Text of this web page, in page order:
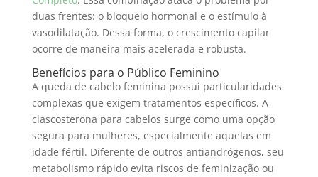
duas frentes: o bloqueio hormonal e o estímulo à
vasodilatação. Dessa forma, o crescimento capilar
ocorre de maneira mais acelerada e robusta.
Benefícios para o Público Feminino
A queda de cabelo feminina possui particularidades
complexas que exigem tratamentos específicos. A
clascosterona para cabelos surge como uma opção
segura para mulheres, especialmente aquelas em
idade fértil. Diferente de outros antiandrógenos, seu
metabolismo rápido evita riscos de feminização ou